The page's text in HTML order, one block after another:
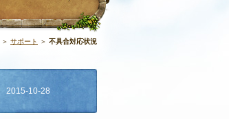
＞ サポート ＞ 不具合対応状況
2015-10-28